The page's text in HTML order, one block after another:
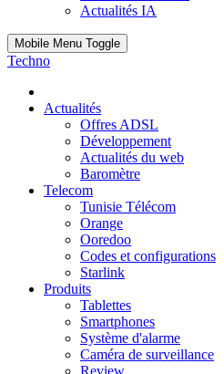
Actualités IA
Mobile Menu Toggle
Techno
Actualités
Offres ADSL
Développement
Actualités du web
Baromètre
Telecom
Tunisie Télécom
Orange
Ooredoo
Codes et configurations
Starlink
Produits
Tablettes
Smartphones
Système d'alarme
Caméra de surveillance
Review